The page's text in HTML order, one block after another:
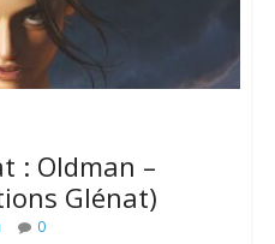
: Oldman –
Glénat)
0